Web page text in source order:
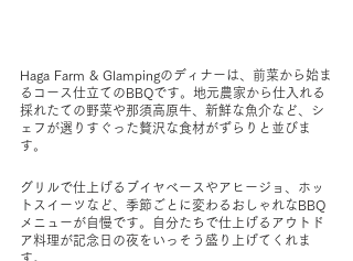
Haga Farm & Glampingのディナーは、前菜から始ま
るコース仕立てのBBQです。地元農家から仕入れる
採れたての野菜や那須高原牛、新鮮な魚介など、シ
ェフが選りすぐった贅沢な食材がずらりと並びま
す。
グリルで仕上げるブイヤベースやアヒージョ、ホッ
トスイーツなど、季節ごとに変わるおしゃれなBBQ
メニューが自慢です。自分たちで仕上げるアウトド
ア料理が記念日の夜をいっそう盛り上げてくれま
す。